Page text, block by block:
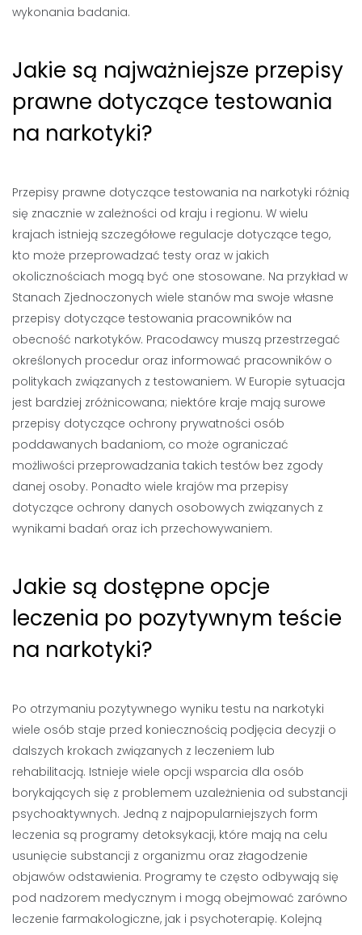
wykonania badania.
Jakie są najważniejsze przepisy
prawne dotyczące testowania
na narkotyki?
Przepisy prawne dotyczące testowania na narkotyki różnią
się znacznie w zależności od kraju i regionu. W wielu
krajach istnieją szczegółowe regulacje dotyczące tego,
kto może przeprowadzać testy oraz w jakich
okolicznościach mogą być one stosowane. Na przykład w
Stanach Zjednoczonych wiele stanów ma swoje własne
przepisy dotyczące testowania pracowników na
obecność narkotyków. Pracodawcy muszą przestrzegać
określonych procedur oraz informować pracowników o
politykach związanych z testowaniem. W Europie sytuacja
jest bardziej zróżnicowana; niektóre kraje mają surowe
przepisy dotyczące ochrony prywatności osób
poddawanych badaniom, co może ograniczać
możliwości przeprowadzania takich testów bez zgody
danej osoby. Ponadto wiele krajów ma przepisy
dotyczące ochrony danych osobowych związanych z
wynikami badań oraz ich przechowywaniem.
Jakie są dostępne opcje
leczenia po pozytywnym teście
na narkotyki?
Po otrzymaniu pozytywnego wyniku testu na narkotyki
wiele osób staje przed koniecznością podjęcia decyzji o
dalszych krokach związanych z leczeniem lub
rehabilitacją. Istnieje wiele opcji wsparcia dla osób
borykających się z problemem uzależnienia od substancji
psychoaktywnych. Jedną z najpopularniejszych form
leczenia są programy detoksykacji, które mają na celu
usunięcie substancji z organizmu oraz złagodzenie
objawów odstawienia. Programy te często odbywają się
pod nadzorem medycznym i mogą obejmować zarówno
leczenie farmakologiczne, jak i psychoterapię. Kolejną